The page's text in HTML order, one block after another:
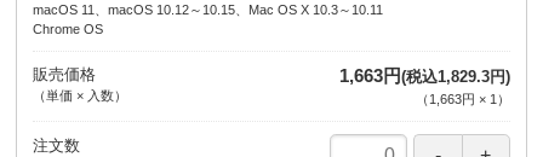
macOS 11、macOS 10.12～10.15、Mac OS X 10.3～10.11
Chrome OS
販売価格
（単価 × 入数）
1,663円(税込1,829.3円)
（ 1,663円 × 1 ）
注文数